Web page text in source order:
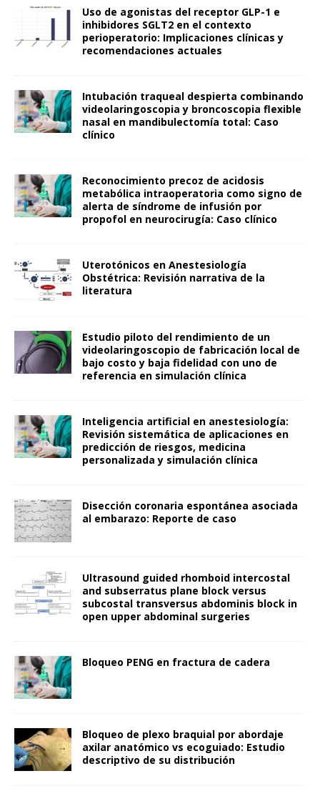
Uso de agonistas del receptor GLP-1 e
inhibidores SGLT2 en el contexto
perioperatorio: Implicaciones clínicas y
recomendaciones actuales
Intubación traqueal despierta combinando
videolaringoscopia y broncoscopia flexible
nasal en mandibulectomía total: Caso
clínico
Reconocimiento precoz de acidosis
metabólica intraoperatoria como signo de
alerta de síndrome de infusión por
propofol en neurocirugía: Caso clínico
Uterotónicos en Anestesiología
Obstétrica: Revisión narrativa de la
literatura
Estudio piloto del rendimiento de un
videolaringoscopio de fabricación local de
bajo costo y baja fidelidad con uno de
referencia en simulación clínica
Inteligencia artificial en anestesiología:
Revisión sistemática de aplicaciones en
predicción de riesgos, medicina
personalizada y simulación clínica
Disección coronaria espontánea asociada
al embarazo: Reporte de caso
Ultrasound guided rhomboid intercostal
and subserratus plane block versus
subcostal transversus abdominis block in
open upper abdominal surgeries
Bloqueo PENG en fractura de cadera
Bloqueo de plexo braquial por abordaje
axilar anatómico vs ecoguiado: Estudio
descriptivo de su distribución